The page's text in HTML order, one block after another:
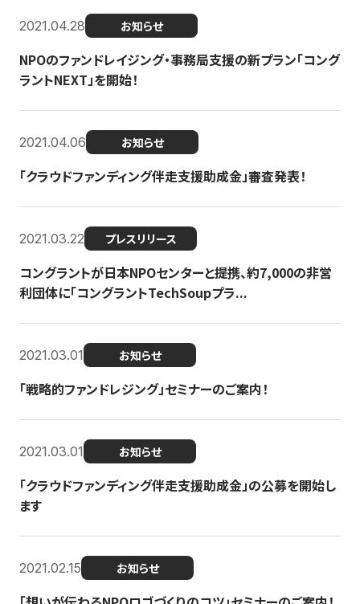
2021.04.28 お知らせ
NPOのファンドレイジング・事務局支援の新プラン「コング
ラントNEXT」を開始！
2021.04.06 お知らせ
「クラウドファンディング伴走支援助成金」審査発表！
2021.03.22 プレスリリース
コングラントが日本NPOセンターと提携、約7,000の非営
利団体に「コングラントTechSoupプラ...
2021.03.01 お知らせ
「戦略的ファンドレジング」セミナーのご案内！
2021.03.01 お知らせ
「クラウドファンディング伴走支援助成金」の公募を開始し
ます
2021.02.15 お知らせ